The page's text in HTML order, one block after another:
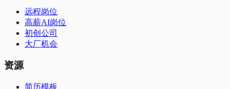
远程岗位
高薪AI岗位
初创公司
大厂机会
资源
简历模板